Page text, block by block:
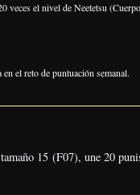
veces el nivel de Neetetsu
en el reto de puntuación semanal.
15 (F07), une 20